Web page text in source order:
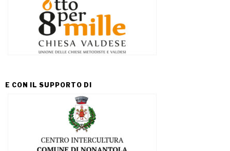
E CON IL SUPPORTO DI